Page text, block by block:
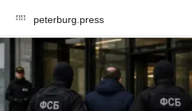
peterburg.press